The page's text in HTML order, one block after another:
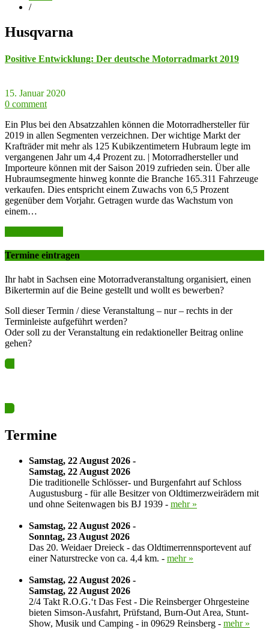
/
Husqvarna
Positive Entwicklung: Der deutsche Motorradmarkt 2019
15. Januar 2020
0 comment
Ein Plus bei den Absatzzahlen können die Motorradhersteller für
2019 in allen Segmenten verzeichnen. Der wichtige Markt der
Krafträder mit mehr als 125 Kubikzentimetern Hubraum legte im
vergangenen Jahr um 4,4 Prozent zu. | Motorradhersteller und
Importeure können mit der Saison 2019 zufrieden sein. Über alle
Hubraumsegmente hinweg konnte die Branche 165.311 Fahrzeuge
verkaufen. Dies entspricht einem Zuwachs von 6,5 Prozent
gegenüber dem Vorjahr. Getragen wurde das Wachstum von
einem…
Termine eintragen
Ihr habt in Sachsen eine Motorradveranstaltung organisiert, einen
Bikertermin auf die Beine gestellt und wollt es bewerben?
Soll dieser Termin / diese Veranstaltung – nur – rechts in der
Terminleiste aufgeführt werden?
Oder soll zu der Veranstaltung ein redaktioneller Beitrag online
gehen?
Termine
Samstag, 22 August 2026 -
Samstag, 22 August 2026
Die traditionelle Schlösser- und Burgenfahrt auf Schloss
Augustusburg - für alle Besitzer von Oldtimerzweirädern mit
und ohne Seitenwagen bis BJ 1939 - mehr »
Samstag, 22 August 2026 -
Sonntag, 23 August 2026
Das 20. Weidaer Dreieck - das Oldtimerrennsportevent auf
einer Naturstrecke von ca. 4,4 km. - mehr »
Samstag, 22 August 2026 -
Samstag, 22 August 2026
2/4 Takt R.O.G.‘t Das Fest - Die Reinsberger Ohrgesteine
bieten Simson-Ausfahrt, Prüfstand, Burn-Out Area, Stunt-
Show, Musik und Camping - in 09629 Reinsberg - mehr »